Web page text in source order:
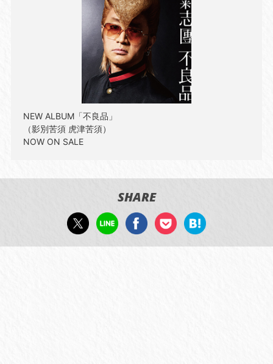
NEW ALBUM「不良品」
（影別苦須 虎津苦須）
NOW ON SALE
SHARE